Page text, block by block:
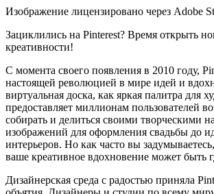
Изображение лицензировано через Adobe
Зациклились на Pinterest? Время открыть
креативности!
С момента своего появления в 2010 году,
настоящей революцией в мире идей и
виртуальная доска, как яркая палитра для
предоставляет миллионам пользователей
собирать и делиться своими творческими
изображений для оформления свадьбы до
интерьеров. Но как часто вы
ваше креативное вдохновение может быть
Дизайнерская среда с радостью приняла